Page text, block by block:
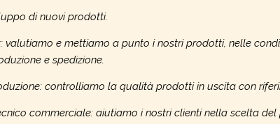
di nuovi prodotti.
valutiamo e mettiamo a punto i nostri prodotti, nelle
e spedizione.
controlliamo la qualità prodotti in uscita con
commerciale: aiutiamo i nostri clienti nella scelta